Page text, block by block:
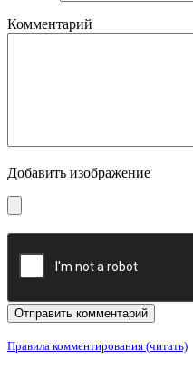
Комментарий
Добавить изображение
Правила комментирования (читать)